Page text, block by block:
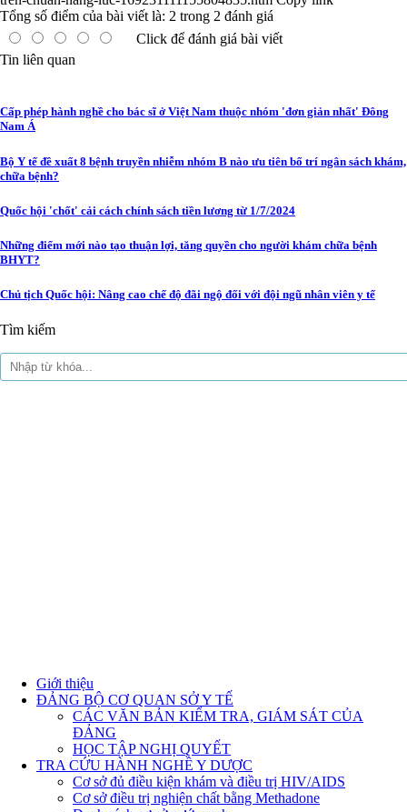
Tổng số điểm của bài viết là: 2 trong 2 đánh giá
Click để đánh giá bài viết
Tin liên quan
Cấp phép hành nghề cho bác sĩ ở Việt Nam thuộc nhóm 'đơn giản nhất' Đông
Nam Á
Bộ Y tế đề xuất 8 bệnh truyền nhiễm nhóm B nào ưu tiên bố trí ngân sách khám,
chữa bệnh?
Quốc hội 'chốt' cải cách chính sách tiền lương từ 1/7/2024
Những điểm mới nào tạo thuận lợi, tăng quyền cho người khám chữa bệnh
BHYT?
Chủ tịch Quốc hội: Nâng cao chế độ đãi ngộ đối với đội ngũ nhân viên y tế
Tìm kiếm
Giới thiệu
ĐẢNG BỘ CƠ QUAN SỞ Y TẾ
CÁC VĂN BẢN KIỂM TRA, GIÁM SÁT CỦA
ĐẢNG
HỌC TẬP NGHỊ QUYẾT
TRA CỨU HÀNH NGHỀ Y DƯỢC
Cơ sở đủ điều kiện khám và điều trị HIV/AIDS
Cơ sở điều trị nghiện chất bằng Methadone